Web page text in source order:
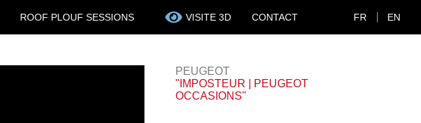
ROOF PLOUF SESSIONS VISITE 3D CONTACT FR EN
PEUGEOT
"IMPOSTEUR | PEUGEOT
OCCASIONS"